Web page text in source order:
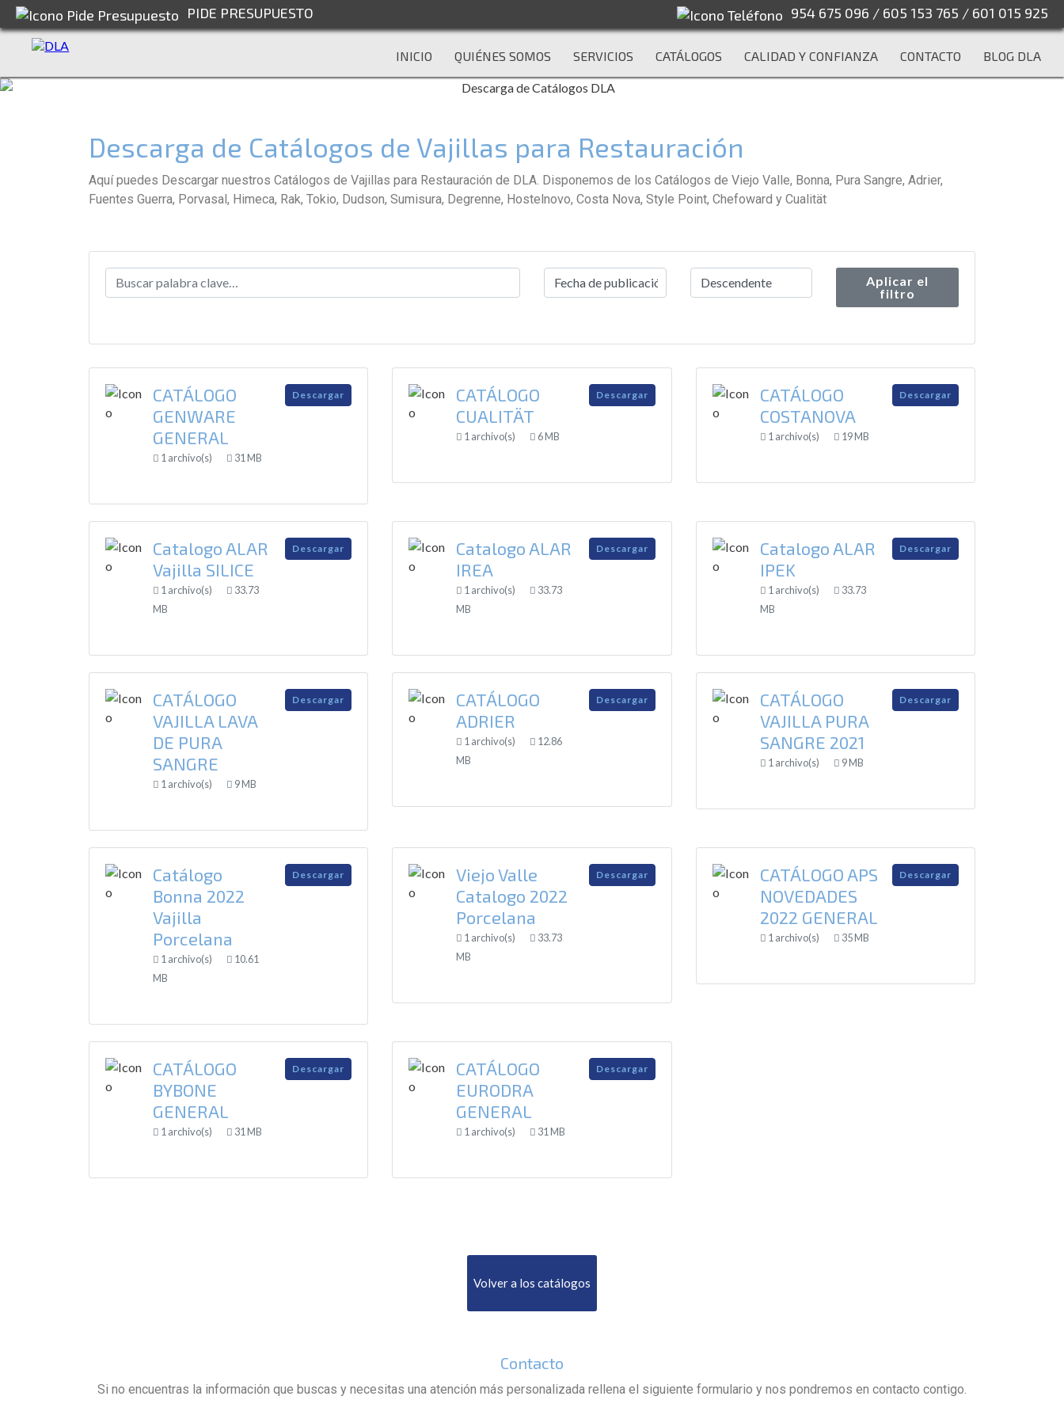
PIDE PRESUPUESTO 954 675 096 / 605 153 765 / 601 015 925
INICIO QUIÉNES SOMOS SERVICIOS CATÁLOGOS CALIDAD Y CONFIANZA CONTACTO BLOG DLA
Descarga de Catálogos de Vajillas para Restauración
Aquí puedes Descargar nuestros Catálogos de Vajillas para Restauración de DLA. Disponemos de los Catálogos de Viejo Valle, Bonna, Pura Sangre, Adrier,
Fuentes Guerra, Porvasal, Himeca, Rak, Tokio, Dudson, Sumisura, Degrenne, Hostelnovo, Costa Nova, Style Point, Chefoward y Cualität
Aplicar el
filtro
CATÁLOGO
GENWARE
GENERAL
1 archivo(s) 31 MB
Descargar
CATÁLOGO
CUALITÄT
1 archivo(s) 6 MB
Descargar
CATÁLOGO
COSTANOVA
1 archivo(s) 19 MB
Descargar
Catalogo ALAR
Vajilla SILICE
1 archivo(s)
33.73
MB
Descargar
Catalogo ALAR
IREA
1 archivo(s)
33.73
MB
Descargar
Catalogo ALAR
IPEK
1 archivo(s)
33.73
MB
Descargar
CATÁLOGO
VAJILLA LAVA
DE PURA
SANGRE
1 archivo(s) 9 MB
Descargar
CATÁLOGO
ADRIER
1 archivo(s)
12.86
MB
Descargar
CATÁLOGO
VAJILLA PURA
SANGRE 2021
1 archivo(s) 9 MB
Descargar
Catálogo
Bonna 2022
Vajilla
Porcelana
1 archivo(s)
10.61
MB
Descargar
Viejo Valle
Catalogo 2022
Porcelana
1 archivo(s)
33.73
MB
Descargar
CATÁLOGO APS
NOVEDADES
2022 GENERAL
1 archivo(s) 35 MB
Descargar
CATÁLOGO
BYBONE
GENERAL
1 archivo(s) 31 MB
Descargar
CATÁLOGO
EURODRA
GENERAL
1 archivo(s) 31 MB
Descargar
Volver a los catálogos
Contacto
Si no encuentras la información que buscas y necesitas una atención más personalizada rellena el siguiente formulario y nos pondremos en contacto contigo.